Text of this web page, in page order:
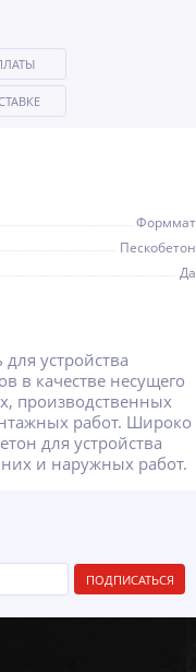
Форммат
Пескобетон
Да
устройства
в качестве несущего
производственных
работ. Широко
для устройства
и наружных работ.
ПОДПИСАТЬСЯ